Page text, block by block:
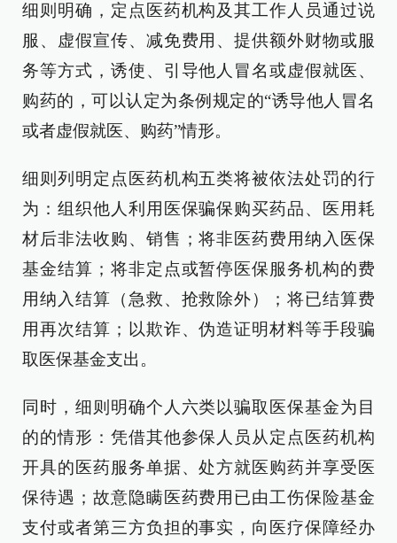
细则明确，定点医药机构及其工作人员通过说
服、虚假宣传、减免费用、提供额外财物或服
务等方式，诱使、引导他人冒名或虚假就医、
购药的，可以认定为条例规定的“诱导他人冒名
或者虚假就医、购药”情形。
细则列明定点医药机构五类将被依法处罚的行
为：组织他人利用医保骗保购买药品、医用耗
材后非法收购、销售；将非医药费用纳入医保
基金结算；将非定点或暂停医保服务机构的费
用纳入结算（急救、抢救除外）；将已结算费
用再次结算；以欺诈、伪造证明材料等手段骗
取医保基金支出。
同时，细则明确个人六类以骗取医保基金为目
的的情形：凭借其他参保人员从定点医药机构
开具的医药服务单据、处方就医购药并享受医
保待遇；故意隐瞒医药费用已由工伤保险基金
支付或者第三方负担的事实，向医疗保障经办